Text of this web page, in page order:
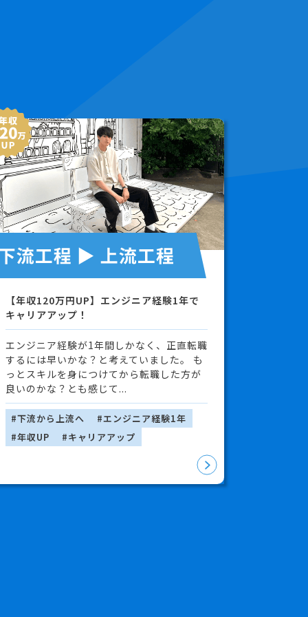
【年収120万円UP】エンジニア経験1年で
キャリアアップ！
エンジニア経験が1年間しかなく、正直転職
するには早いかな？と考えていました。 も
っとスキルを身につけてから転職した方が
良いのかな？とも感じて...
#下流から上流へ
#エンジニア経験1年
#年収UP
#キャリアアップ